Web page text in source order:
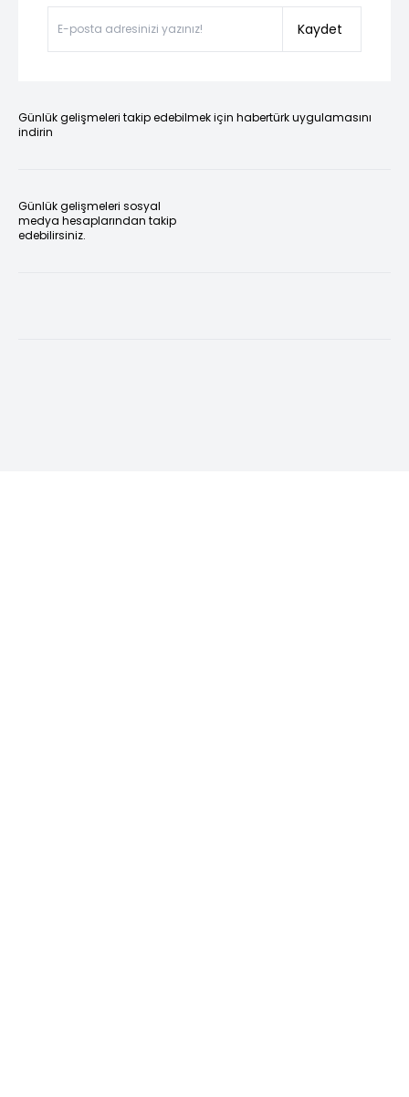
Kaydet
Günlük gelişmeleri takip edebilmek için habertürk uygulamasını
indirin
Günlük gelişmeleri sosyal
medya hesaplarından takip
edebilirsiniz.